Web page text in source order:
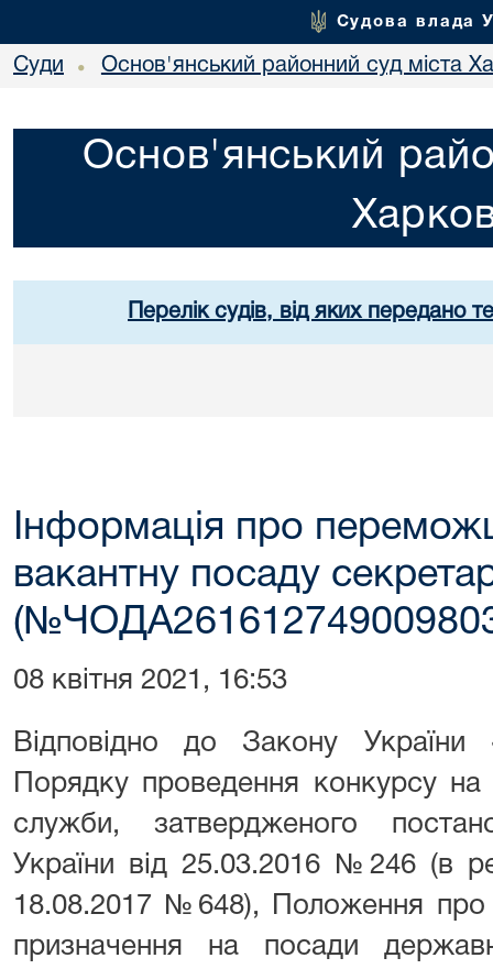
Судова влада
Суди • Основ'янський районний суд міста
Основ'янський
Перелік судів, від яких передано
Інформація про
вакантну посаду
08 квітня 2021, 16:53
Відповідно до Закону
Порядку проведення конкурсу
служби, затвердженого
України від 25.03.2016 №246 (в
18.08.2017 №648), Положення про
призначення на посади